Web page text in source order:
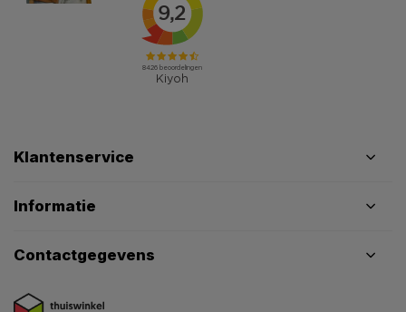
Klantenservice
Informatie
Contactgegevens